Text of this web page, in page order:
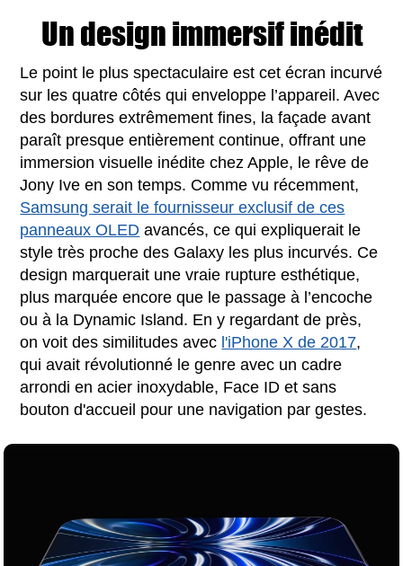
Un design immersif inédit
Le point le plus spectaculaire est cet écran incurvé
sur les quatre côtés qui enveloppe l’appareil. Avec
des bordures extrêmement fines, la façade avant
paraît presque entièrement continue, offrant une
immersion visuelle inédite chez Apple, le rêve de
Jony Ive en son temps. Comme vu récemment,
Samsung serait le fournisseur exclusif de ces
panneaux OLED avancés, ce qui expliquerait le
style très proche des Galaxy les plus incurvés. Ce
design marquerait une vraie rupture esthétique,
plus marquée encore que le passage à l’encoche
ou à la Dynamic Island. En y regardant de près,
on voit des similitudes avec l'iPhone X de 2017,
qui avait révolutionné le genre avec un cadre
arrondi en acier inoxydable, Face ID et sans
bouton d'accueil pour une navigation par gestes.